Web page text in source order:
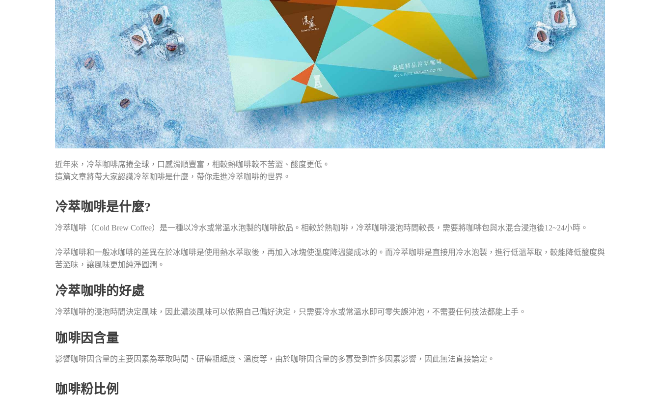
近年來，冷萃咖啡席捲全球，口感滑順豐富，相較熱咖啡較不苦澀、酸度更低。
這篇文章將帶大家認識冷萃咖啡是什麼，帶你走進冷萃咖啡的世界。
冷萃咖啡是什麼?
冷萃咖啡（Cold Brew Coffee）是一種以冷水或常溫水泡製的咖啡飲品。相較於熱咖啡，冷萃咖啡浸泡時間較長，需要將咖啡包與水混合浸泡後12~24小時。
冷萃咖啡和一般冰咖啡的差異在於冰咖啡是使用熱水萃取後，再加入冰塊使溫度降溫變成冰的。而冷萃咖啡是直接用冷水泡製，進行低溫萃取，較能降低酸度與
苦澀味，讓風味更加純淨圓潤。
冷萃咖啡的好處
冷萃咖啡的浸泡時間決定風味，因此濃淡風味可以依照自己偏好決定，只需要冷水或常溫水即可零失誤沖泡，不需要任何技法都能上手。
咖啡因含量
影響咖啡因含量的主要因素為萃取時間、研磨粗細度、溫度等，由於咖啡因含量的多寡受到許多因素影響，因此無法直接論定。
咖啡粉比例